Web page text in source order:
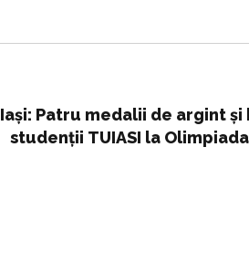
Iași: Patru medalii de argint
studenții TUIASI la